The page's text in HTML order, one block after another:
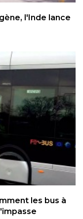
l'Inde lance
les bus à